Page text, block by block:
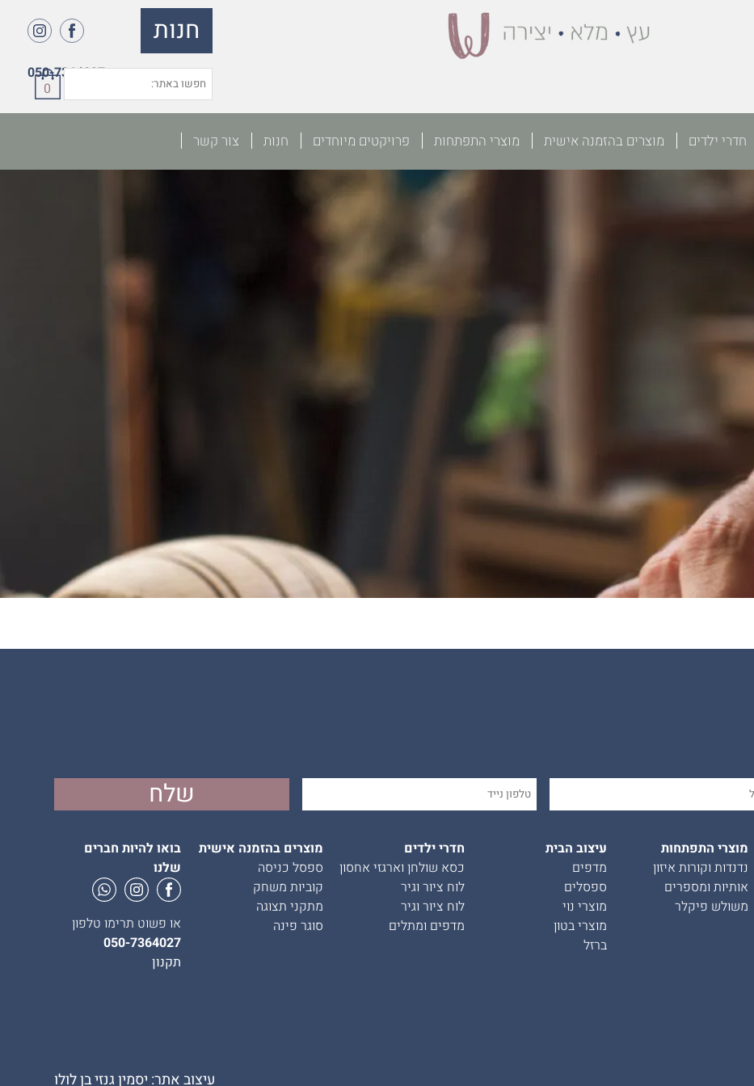
חנות
050-7364027
0
חדרי ילדים מוצרים בהזמנה אישית מוצרי התפתחות פרויקטים מיוחדים חנות צור קשר
מוצרי התפתחות
נדנדות וקורות איזון
אותיות ומספרים
משולש פיקלר
עיצוב הבית
מדפים
ספסלים
מוצרי נוי
מוצרי בטון
ברזל
חדרי ילדים
כסא שולחן וארגזי אחסון
לוח ציור וגיר
לוח ציור וגיר
מדפים ומתלים
מוצרים בהזמנה אישית
ספסל כניסה
קוביות משחק
מתקני תצוגה
סוגר פינה
בואו להיות חברים
שלנו
או פשוט תרימו טלפון
050-7364027
תקנון
עיצוב אתר: יסמין גנזי בן לולו